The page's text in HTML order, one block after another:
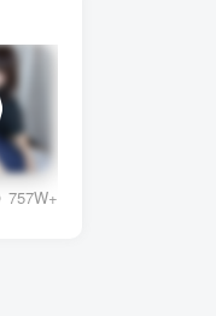
+3
757W+